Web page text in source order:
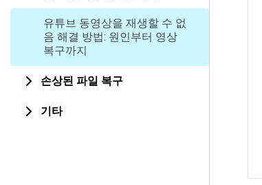
유튜브 동영상을 재생할 수 없
음 해결 방법: 원인부터 영상
복구까지
손상된 파일 복구
기타